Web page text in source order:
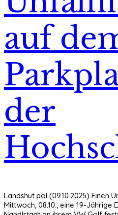
auf
der
Landshut pol (09.10.2025) Einen
Mittwoch, 08.10., eine 19-Jährige